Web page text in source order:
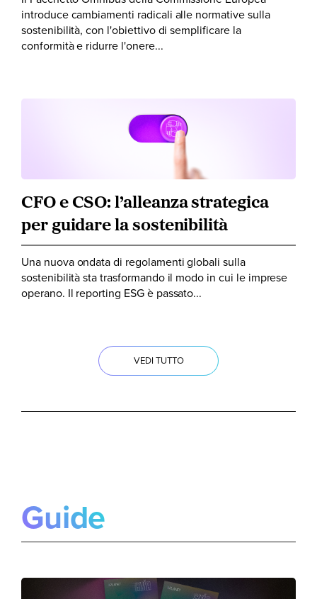
introduce cambiamenti radicali alle normative sulla
sostenibilità, con l'obiettivo di semplificare la
conformità e ridurre l'onere...
CFO e CSO: l’alleanza strategica
per guidare la sostenibilità
Una nuova ondata di regolamenti globali sulla
sostenibilità sta trasformando il modo in cui le imprese
operano. Il reporting ESG è passato...
VEDI TUTTO
Guide